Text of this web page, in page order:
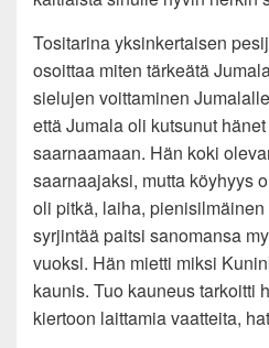
Tositarina yksinkertaisen
osoittaa miten tärkeätä
sielujen voittaminen
että Jumala oli kutsunut
saarnaamaan. Hän koki
saarnaajaksi, mutta köyhyys
oli pitkä, laiha,
syrjintää paitsi sanomansa
vuoksi. Hän mietti miksi
kaunis. Tuo kauneus tarkoitti
kiertoon laittamia vaatteita,